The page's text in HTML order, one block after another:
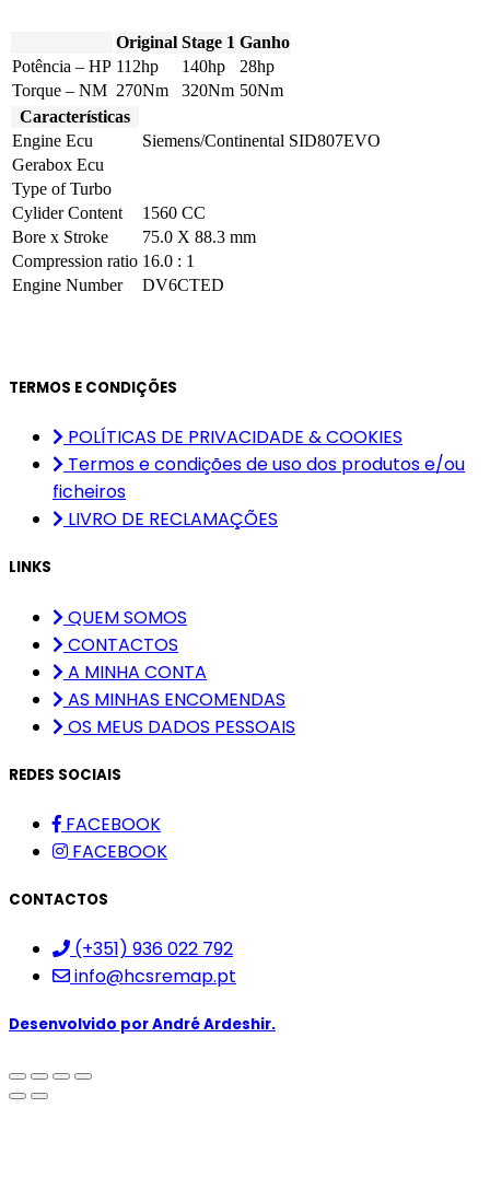
quantity
Original Stage 1 Ganho
Potência – HP 112hp 140hp
28hp
Torque – NM 270Nm 320Nm 50Nm
Características
Engine Ecu
Siemens/Continental SID807EVO
Gerabox Ecu
Type of Turbo
Cylider Content
1560 CC
Bore x Stroke
75.0 X 88.3 mm
Compression ratio 16.0 : 1
Engine Number
DV6CTED
TERMOS E CONDIÇÕES
POLÍTICAS DE PRIVACIDADE & COOKIES
Termos e condições de uso dos produtos e/ou
ficheiros
LIVRO DE RECLAMAÇÕES
LINKS
QUEM SOMOS
CONTACTOS
A MINHA CONTA
AS MINHAS ENCOMENDAS
OS MEUS DADOS PESSOAIS
REDES SOCIAIS
FACEBOOK
FACEBOOK
CONTACTOS
(+351) 936 022 792
info@hcsremap.pt
Desenvolvido porAndré Ardeshir.